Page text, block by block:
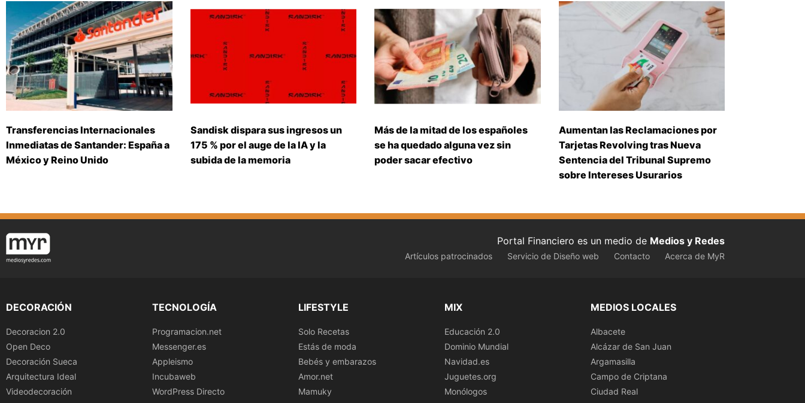
Transferencias Internacionales
Inmediatas de Santander: España a
México y Reino Unido
Sandisk dispara sus ingresos un
175 % por el auge de la IA y la
subida de la memoria
Más de la mitad de los españoles
se ha quedado alguna vez sin
poder sacar efectivo
Aumentan las Reclamaciones por
Tarjetas Revolving tras Nueva
Sentencia del Tribunal Supremo
sobre Intereses Usurarios
Portal Financiero es un medio de Medios y Redes
Artículos patrocinados Servicio de Diseño web Contacto Acerca de MyR
DECORACIÓN
Decoracion 2.0
Open Deco
Decoración Sueca
Arquitectura Ideal
Videodecoración
TECNOLOGÍA
Programacion.net
Messenger.es
Appleismo
Incubaweb
WordPress Directo
LIFESTYLE
Solo Recetas
Estás de moda
Bebés y embarazos
Amor.net
Mamuky
MIX
Educación 2.0
Dominio Mundial
Navidad.es
Juguetes.org
Monólogos
MEDIOS LOCALES
Albacete
Alcázar de San Juan
Argamasilla
Campo de Criptana
Ciudad Real